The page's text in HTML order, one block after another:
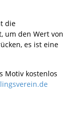
die
um den Wert von
es ist eine
Motiv kostenlos